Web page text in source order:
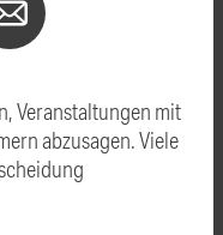
Veranstaltungen mit
abzusagen. Viele